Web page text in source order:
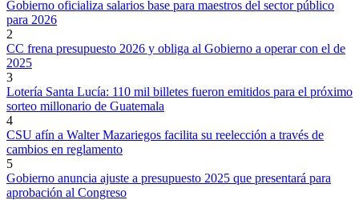
Gobierno oficializa salarios base para maestros del sector público
para 2026
2
CC frena presupuesto 2026 y obliga al Gobierno a operar con el de
2025
3
Lotería Santa Lucía: 110 mil billetes fueron emitidos para el próximo
sorteo millonario de Guatemala
4
CSU afín a Walter Mazariegos facilita su reelección a través de
cambios en reglamento
5
Gobierno anuncia ajuste a presupuesto 2025 que presentará para
aprobación al Congreso